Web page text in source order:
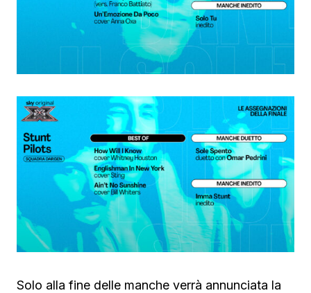
Solo alla fine delle manche verrà annunciata la